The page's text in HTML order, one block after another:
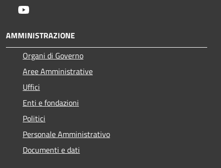
AMMINISTRAZIONE
Organi di Governo
Aree Amministrative
Uffici
Enti e fondazioni
Politici
Personale Amministrativo
Documenti e dati